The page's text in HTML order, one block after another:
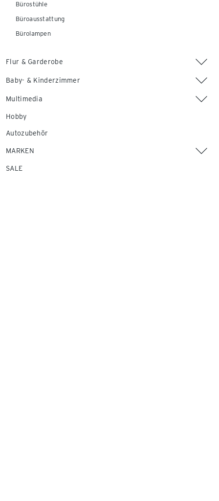
Bürostühle
Büroausstattung
Bürolampen
Flur & Garderobe
Baby- & Kinderzimmer
Multimedia
Hobby
Autozubehör
MARKEN
SALE